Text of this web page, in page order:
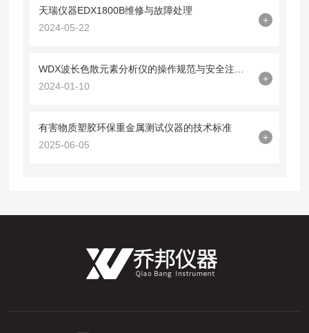
天瑞仪器EDX1800B维修与故障处理
2024-05-22
+
2024-01-10
+
有害物质塑胶环保重金属测试仪器的技术标准
2025-06-05
+